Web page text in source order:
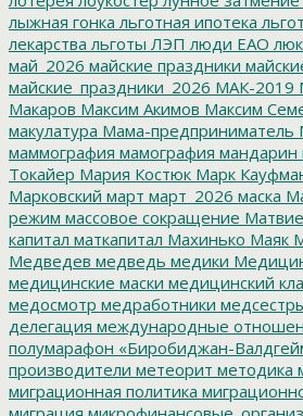
лыжная гонка льготная ипотека
лекарства льготы ЛЭП люди ЕАО люк
май_2026 майские праздники
майские_праздники_2026 МАК-2019
Макаров Максим Акимов Максим
макулатура Мама-предприниматель
маммография мамография мандарин
Токайер Мария Костюк Марк
Марковский март март_2026 маска
режим массовое сокращение
капитал маткапитал Махинько Маяк
Медведев медведь медики
медицинские маски медицинский
медосмотр медработники
делегация международные
полумарафон «Биробиджан-
производители метеорит методика
миграционная политика